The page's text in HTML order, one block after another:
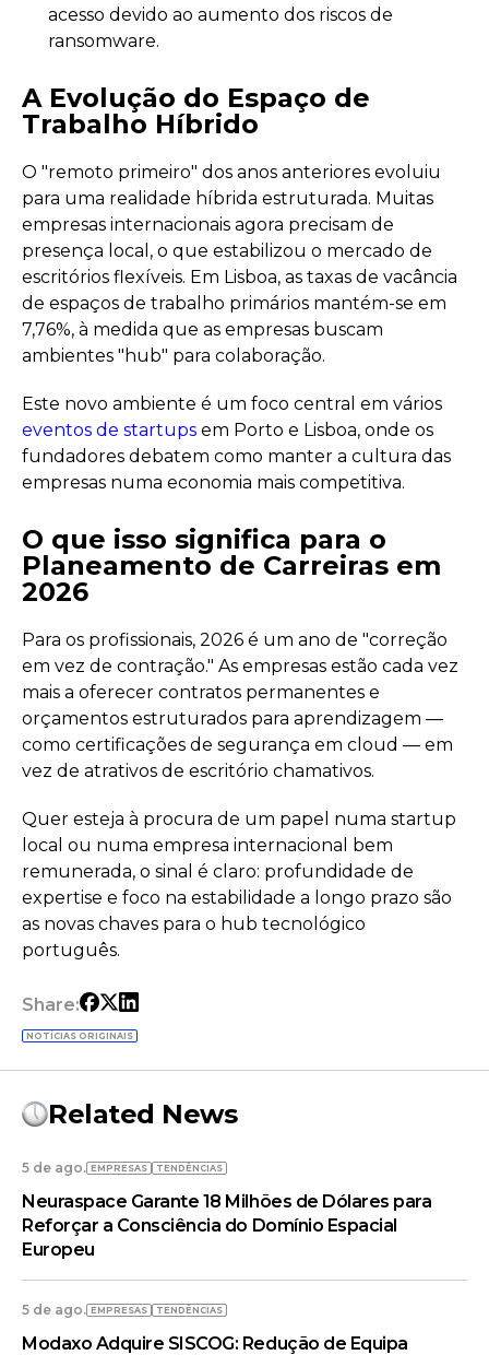
acesso devido ao aumento dos riscos de
ransomware.
A Evolução do Espaço de
Trabalho Híbrido
O "remoto primeiro" dos anos anteriores evoluiu
para uma realidade híbrida estruturada. Muitas
empresas internacionais agora precisam de
presença local, o que estabilizou o mercado de
escritórios flexíveis. Em Lisboa, as taxas de vacância
de espaços de trabalho primários mantém-se em
7,76%, à medida que as empresas buscam
ambientes "hub" para colaboração.
Este novo ambiente é um foco central em vários
eventos de startups em Porto e Lisboa, onde os
fundadores debatem como manter a cultura das
empresas numa economia mais competitiva.
O que isso significa para o
Planeamento de Carreiras em
2026
Para os profissionais, 2026 é um ano de "correção
em vez de contração." As empresas estão cada vez
mais a oferecer contratos permanentes e
orçamentos estruturados para aprendizagem —
como certificações de segurança em cloud — em
vez de atrativos de escritório chamativos.
Quer esteja à procura de um papel numa startup
local ou numa empresa internacional bem
remunerada, o sinal é claro: profundidade de
expertise e foco na estabilidade a longo prazo são
as novas chaves para o hub tecnológico
português.
Share:
NOTÍCIAS ORIGINAIS
Related News
5 de ago. EMPRESAS TENDÊNCIAS
Neuraspace Garante 18 Milhões de Dólares para
Reforçar a Consciência do Domínio Espacial
Europeu
5 de ago. EMPRESAS TENDÊNCIAS
Modaxo Adquire SISCOG: Redução de Equipa